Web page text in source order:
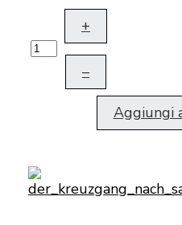
+
–
Aggiungi